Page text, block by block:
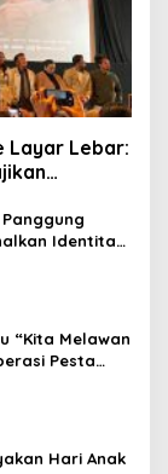
Layar Lebar:
Identitas
“Kita Melawan
Pesta
Hari Anak